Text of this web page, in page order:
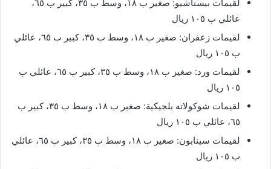
لقيمات بيستاشيو: صغير ب ١٨، وسط ب ٣٥، كبير ب ٦٥،
عائلي ب ١٠٥ ريال
لقيمات زعفران: صغير ب ١٨، وسط ب ٣٥، كبير ب ٦٥، عائلي
ب ١٠٥ ريال
لقيمات ورد: صغير ب ١٨، وسط ب ٣٥، كبير ب ٦٥، عائلي ب
١٠٥ ريال
لقيمات شوكولاته بلجيكية: صغير ب ١٨، وسط ب ٣٥، كبير ب
٦٥، عائلي ب ١٠٥ ريال
لقيمات سينابون: صغير ب ١٨، وسط ب ٣٥، كبير ب ٦٥، عائلي
ب ١٠٥ ريال